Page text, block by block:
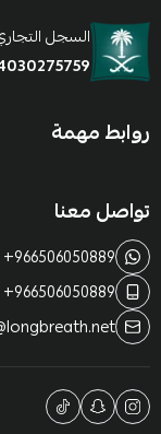
السجل
روابط مهمة
تواصل معنا
+966506050889
+966506050889